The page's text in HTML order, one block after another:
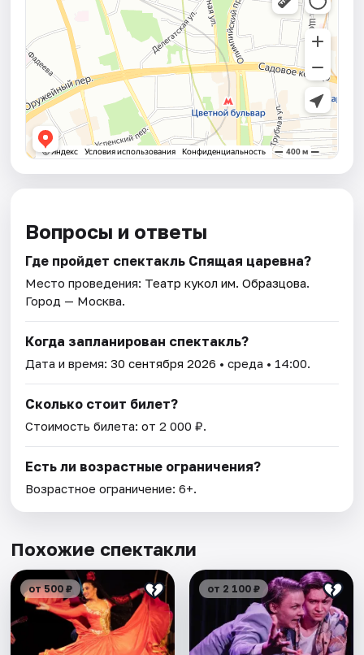
Вопросы и ответы
Где пройдет спектакль Спящая царевна?
Место проведения: Театр кукол им. Образцова.
Город — Москва.
Когда запланирован спектакль?
Дата и время:30 сентября 2026 • среда • 14:00.
Сколько стоит билет?
Стоимость билета: от 2 000 ₽.
Есть ли возрастные ограничения?
Возрастное ограничение: 6+.
Похожие спектакли
от 500 ₽ от 2 100 ₽